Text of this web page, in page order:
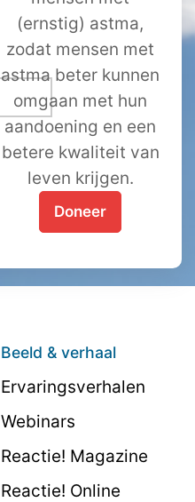
(ernstig) astma,
zodat mensen met
astma beter kunnen
omgaan met hun
aandoening en een
betere kwaliteit van
leven krijgen.
Doneer
Beeld & verhaal
Ervaringsverhalen
Webinars
Reactie! Magazine
Reactie! Online